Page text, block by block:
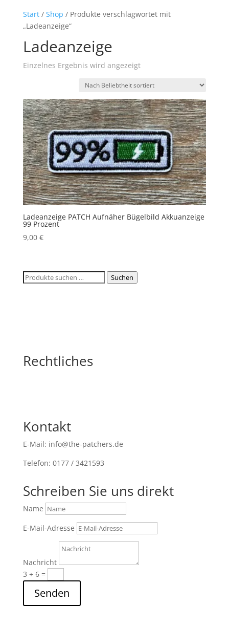
Start/ Shop / Produkte verschlagwortet mit
„Ladeanzeige“
Ladeanzeige
Einzelnes Ergebnis wird angezeigt
Ladeanzeige PATCH Aufnäher Bügelbild Akkuanzeige
99 Prozent
9,00 €
Suchen
Suchen
Rechtliches
Kontakt
E-Mail: info@the-patchers.de
Telefon: 0177 / 3421593
Schreiben Sie uns direkt
Name
E-Mail-Adresse
Nachricht
3 + 6=
Senden